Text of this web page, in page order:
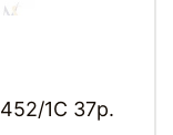
1C 37р.